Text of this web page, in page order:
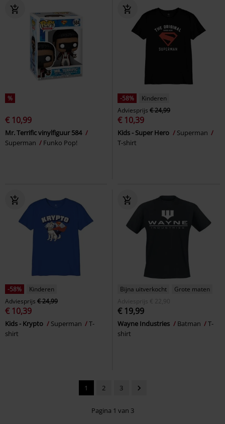
%
€ 10,99
Mr. Terrific vinylfiguur 584
Superman
Funko Pop!
-58%
Kinderen
Adviesprijs € 24,99
€ 10,39
Kids - Super Hero
Superman
T-shirt
-58%
Kinderen
Adviesprijs € 24,99
€ 10,39
Kids - Krypto Superman
T-
shirt
Bijna uitverkocht
Grote maten
Adviesprijs
€ 22,90
€ 19,99
Wayne Industries Batman
T-
shirt
1 2 3
Pagina 1 van 3